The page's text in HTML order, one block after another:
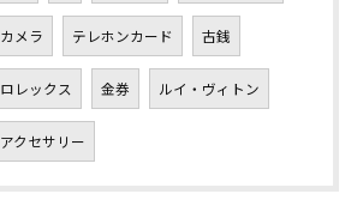
カメラ テレホンカード 古銭
ロレックス 金券 ルイ・ヴィトン
アクセサリー